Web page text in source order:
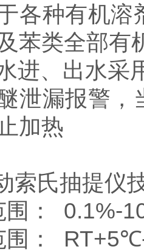
各种有机
苯类全部有
进、出水采
泄漏报警
加热
索氏抽提仪
： 0.1%-
围：